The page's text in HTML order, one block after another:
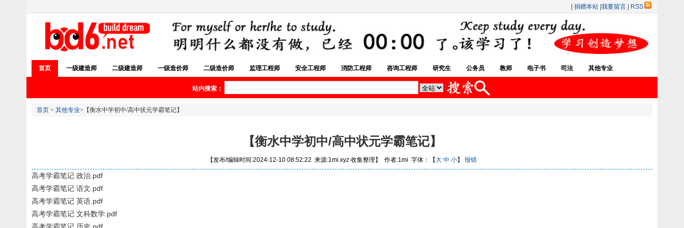
捐赠本站 我要留言 RSS
首页 一级建造师 二级建造师 一级造价师 二级造价师 监理工程师 安全工程师 消防工程师 咨询工程师 研究生 公务员 教师 电子书 司法 其他专业
站内搜索：
首页 > 其他专业>【衡水中学初中/高中状元学霸笔记】
【衡水中学初中/高中状元学霸笔记】
【发布/编辑时间:2024-12-10 08:52:22 来源:1mi.xyz 收集整理】 作者:1mi 字体：【大 中 小】 报错
高考学霸笔记 政治.pdf
高考学霸笔记 语文.pdf
高考学霸笔记 英语.pdf
高考学霸笔记 文科数学.pdf